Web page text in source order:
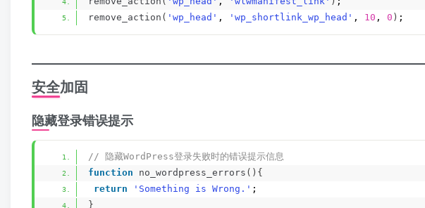
remove_action ( 'wp_head' , 'wp_shortlink_wp_head' , 10 , 0 ) ;
安全加固
隐藏登录错误提示
// 隐藏WordPress登录失败时的错误提示信息
function
no_wordpress_errors (){
return
'Something is Wrong.' ;
}